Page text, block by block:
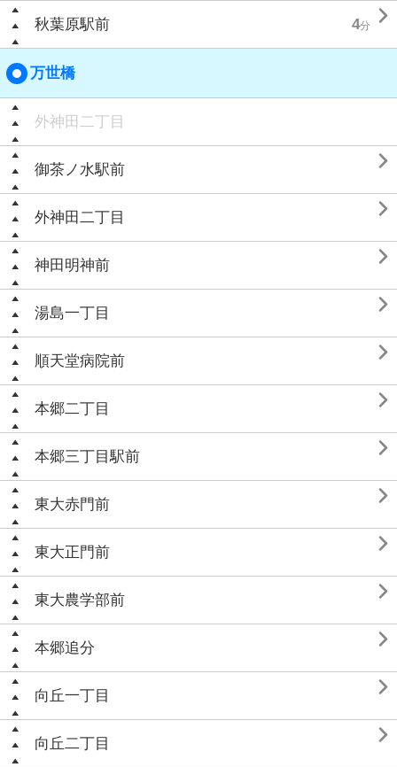
秋葉原駅前 4分 
万世橋
外神田二丁目
御茶ノ水駅前 
外神田二丁目 
神田明神前 
湯島一丁目 
順天堂病院前 
本郷二丁目 
本郷三丁目駅前 
東大赤門前 
東大正門前 
東大農学部前 
本郷追分 
向丘一丁目 
向丘二丁目 